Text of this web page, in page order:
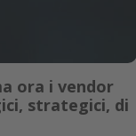
ora i vendor
strategici, di